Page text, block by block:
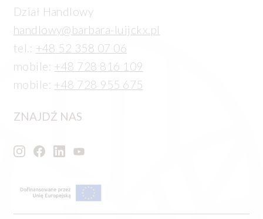
Dział Handlowy
handlowy@barbara-luijckx.pl
tel.: +48 52 358 07 06
mobile: +48 728 816 109
mobile: +48 728 955 675
ZNAJDŹ NAS